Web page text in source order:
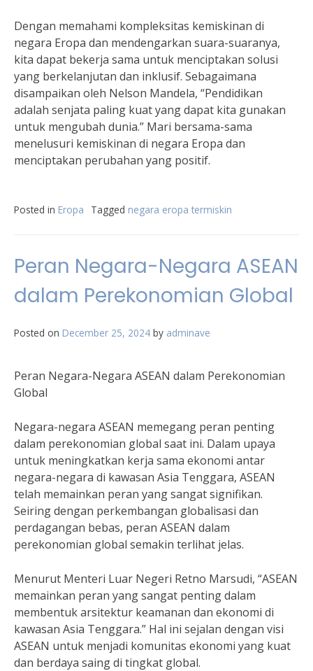
Dengan memahami kompleksitas kemiskinan di
negara Eropa dan mendengarkan suara-suaranya,
kita dapat bekerja sama untuk menciptakan solusi
yang berkelanjutan dan inklusif. Sebagaimana
disampaikan oleh Nelson Mandela, “Pendidikan
adalah senjata paling kuat yang dapat kita gunakan
untuk mengubah dunia.” Mari bersama-sama
menelusuri kemiskinan di negara Eropa dan
menciptakan perubahan yang positif.
Posted in Eropa Tagged negara eropa termiskin
Peran Negara-Negara ASEAN
dalam Perekonomian Global
Posted on December 25, 2024 by adminave
Peran Negara-Negara ASEAN dalam Perekonomian
Global
Negara-negara ASEAN memegang peran penting
dalam perekonomian global saat ini. Dalam upaya
untuk meningkatkan kerja sama ekonomi antar
negara-negara di kawasan Asia Tenggara, ASEAN
telah memainkan peran yang sangat signifikan.
Seiring dengan perkembangan globalisasi dan
perdagangan bebas, peran ASEAN dalam
perekonomian global semakin terlihat jelas.
Menurut Menteri Luar Negeri Retno Marsudi, “ASEAN
memainkan peran yang sangat penting dalam
membentuk arsitektur keamanan dan ekonomi di
kawasan Asia Tenggara.” Hal ini sejalan dengan visi
ASEAN untuk menjadi komunitas ekonomi yang kuat
dan berdaya saing di tingkat global.